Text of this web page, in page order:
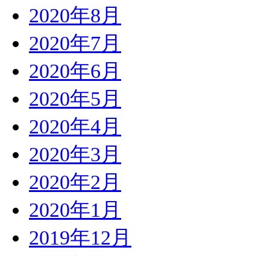
2020年8月
2020年7月
2020年6月
2020年5月
2020年4月
2020年3月
2020年2月
2020年1月
2019年12月